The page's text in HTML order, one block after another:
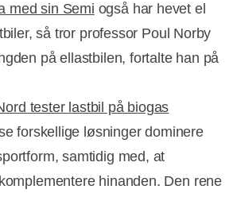
med sin Semi også har hevet el
så tror professor Poul Norby
på ellastbilen, fortalte han på
tester lastbil på biogas
forskellige løsninger dominere
samtidig med, at
hinanden. Den rene